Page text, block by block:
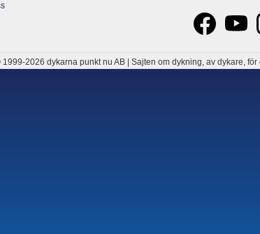
2026 dykarna punkt nu AB | Sajten om dykning, av dykare, för